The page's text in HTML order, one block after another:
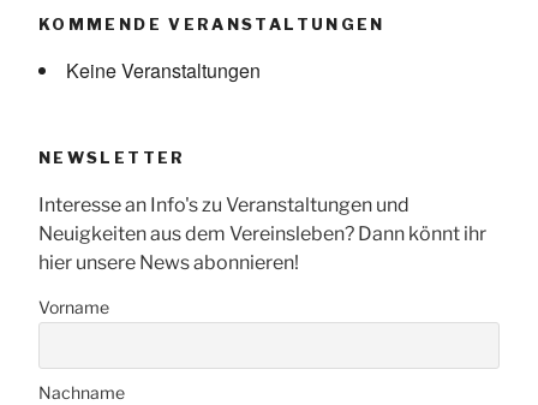
KOMMENDE VERANSTALTUNGEN
Keine Veranstaltungen
NEWSLETTER
Interesse an Info's zu Veranstaltungen und
Neuigkeiten aus dem Vereinsleben? Dann könnt ihr
hier unsere News abonnieren!
Vorname
Nachname